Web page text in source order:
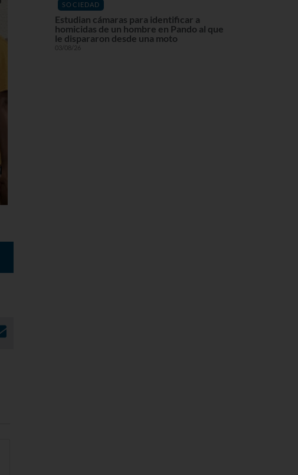
SOCIEDAD
Estudian cámaras para identificar a
homicidas de un hombre en Pando al que
le dispararon desde una moto
03/08/26